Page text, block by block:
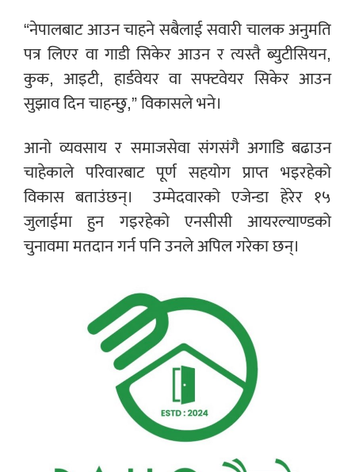
“नेपालबाट आउन चाहने सबैलाई सवारी चालक अनुमति
पत्र लिएर वा गाडी सिकेर आउन र त्यस्तै ब्युटीसियन,
कुक, आइटी, हार्डवेयर वा सफ्टवेयर सिकेर आउन
सुझाव दिन चाहन्छु,” विकासले भने।
आनो व्यवसाय र समाजसेवा संगसंगै अगाडि बढाउन
चाहेकाले परिवारबाट पूर्ण सहयोग प्राप्त भइरहेको
विकास बताउंछन्।
उम्मेदवारको एजेन्डा हेरेर १५
जुलाईमा हुन गइरहेको एनसीसी आयरल्याण्डको
चुनावमा मतदान गर्न पनि उनले अपिल गरेका छन्।